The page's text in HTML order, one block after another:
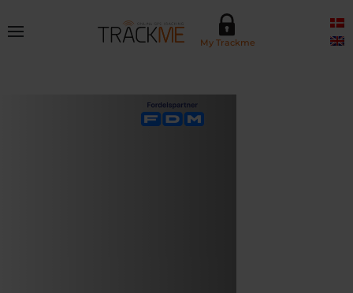
Skip to main content My Trackme